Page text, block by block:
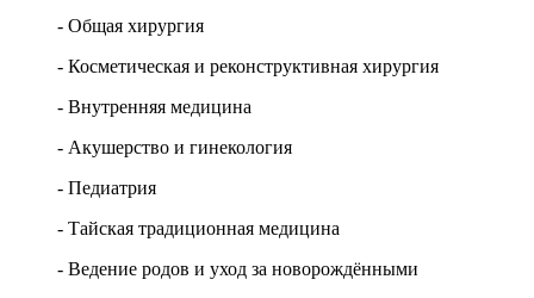
- Общая хирургия
- Косметическая и реконструктивная хирургия
- Внутренняя медицина
- Акушерство и гинекология
- Педиатрия
- Тайская традиционная медицина
- Ведение родов и уход за новорождёнными